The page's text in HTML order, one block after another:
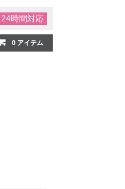
24時間対応
0 アイテム